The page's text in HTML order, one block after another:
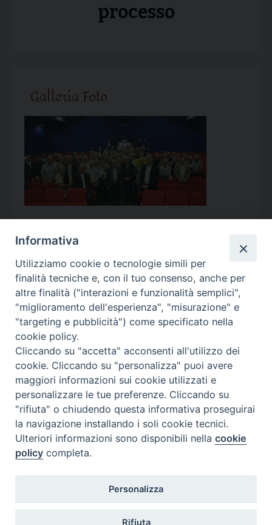
processo
Galleria Foto
Calendario Appuntamenti
<< Ago 2026 >>
l m m g v s
d
27
28
3
4 5 6 7 8
9
10
11 12 13 14 15
17
18 19 21
24 25 26 27 28 29 30
31 1
Informativa
Utilizziamo cookie o tecnologie simili per
finalità tecniche e, con il tuo consenso, anche per
altre finalità ("interazioni e funzionalità semplici",
"miglioramento dell'esperienza", "misurazione" e
"targeting e pubblicità") come specificato nella
cookie policy.
Cliccando su "accetta" acconsenti all'utilizzo dei
cookie. Cliccando su "personalizza" puoi avere
maggiori informazioni sui cookie utilizzati e
personalizzare le tue preferenze. Cliccando su
"rifiuta" o chiudendo questa informativa proseguirai
la navigazione installando i soli cookie tecnici.
Ulteriori informazioni sono disponibili nellacookie
policy completa.
Personalizza
Rifiuta